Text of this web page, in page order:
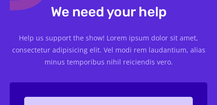
We need your help
Help us support the show! Lorem ipsum dolor sit amet,
consectetur adipisicing elit. Vel modi rem laudantium, alias
minus temporibus nihil reiciendis vero.